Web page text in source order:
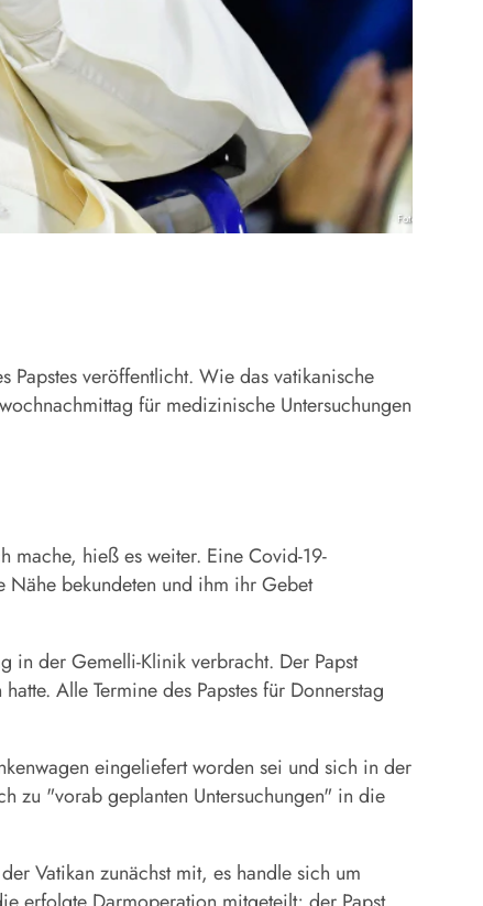
Foto: KNA
Papstes veröffentlicht. Wie das vatikanische
für medizinische Untersuchungen
mache, hieß es weiter. Eine Covid-19-
Nähe bekundeten und ihm ihr Gebet
in der Gemelli-Klinik verbracht. Der Papst
Alle Termine des Papstes für Donnerstag
eingeliefert worden sei und sich in der
zu "vorab geplanten Untersuchungen" in die
Vatikan zunächst mit, es handle sich um